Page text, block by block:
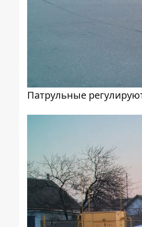
Патрульные